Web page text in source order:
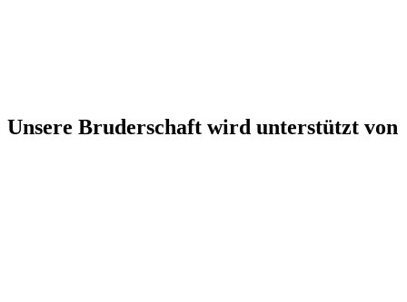
Unsere Bruderschaft wird unterstützt von